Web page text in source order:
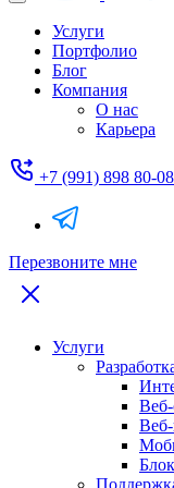
Услуги
Портфолио
Блог
Компания
О нас
Карьера
+7 (991) 898 80-08
Перезвоните мне
Услуги